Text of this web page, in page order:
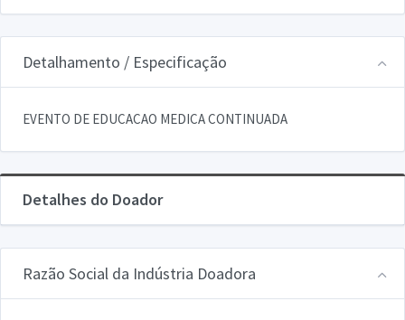
Detalhamento / Especificação
EVENTO DE EDUCACAO MEDICA CONTINUADA
Detalhes do Doador
Razão Social da Indústria Doadora